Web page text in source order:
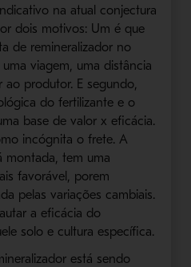
na atual conjectura
dois motivos: Um é que
de remineralizador no
viagem, uma distância
ao produtor. E segundo,
do fertilizante e o
base de valor x eficácia.
incógnita o frete. A
montada, tem uma
favorável, porem
pelas variações cambiais.
a eficácia do
solo e cultura específica.
está sendo